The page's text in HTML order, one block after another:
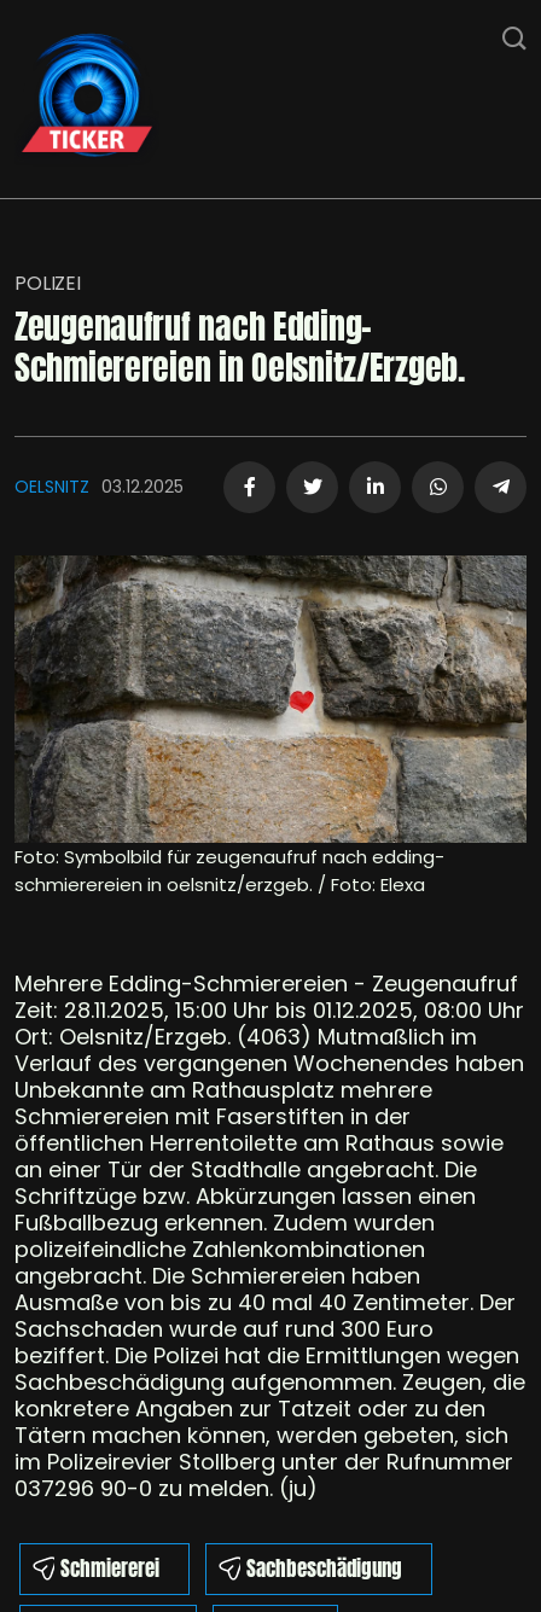
POLIZEI
Zeugenaufruf nach Edding-
Schmierereien in Oelsnitz/Erzgeb.
OELSNITZ 03.12.2025
Foto: Symbolbild für zeugenaufruf nach edding-
schmierereien in oelsnitz/erzgeb. / Foto: Elexa
Mehrere Edding-Schmierereien - Zeugenaufruf
Zeit: 28.11.2025, 15:00 Uhr bis 01.12.2025, 08:00 Uhr
Ort: Oelsnitz/Erzgeb. (4063) Mutmaßlich im
Verlauf des vergangenen Wochenendes haben
Unbekannte am Rathausplatz mehrere
Schmierereien mit Faserstiften in der
öffentlichen Herrentoilette am Rathaus sowie
an einer Tür der Stadthalle angebracht. Die
Schriftzüge bzw. Abkürzungen lassen einen
Fußballbezug erkennen. Zudem wurden
polizeifeindliche Zahlenkombinationen
angebracht. Die Schmierereien haben
Ausmaße von bis zu 40 mal 40 Zentimeter. Der
Sachschaden wurde auf rund 300 Euro
beziffert. Die Polizei hat die Ermittlungen wegen
Sachbeschädigung aufgenommen. Zeugen, die
konkretere Angaben zur Tatzeit oder zu den
Tätern machen können, werden gebeten, sich
im Polizeirevier Stollberg unter der Rufnummer
037296 90-0 zu melden. (ju)
Schmiererei
Sachbeschädigung